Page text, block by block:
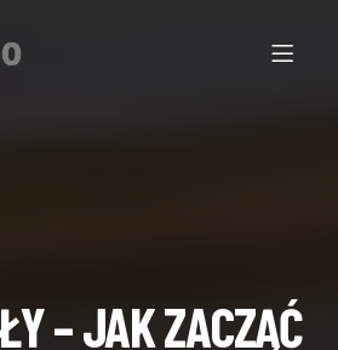
– JAK ZACZĄĆ